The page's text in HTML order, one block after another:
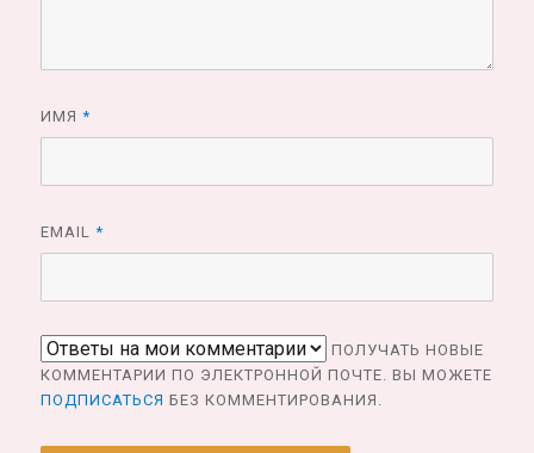
ИМЯ*
EMAIL*
ПОЛУЧАТЬ НОВЫЕ
КОММЕНТАРИИ ПО ЭЛЕКТРОННОЙ ПОЧТЕ. ВЫ МОЖЕТЕ
ПОДПИСАТЬСЯ БЕЗ КОММЕНТИРОВАНИЯ.